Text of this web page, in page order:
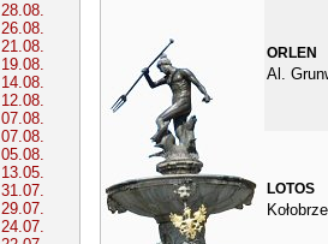
ORLEN
Al.
LOTOS